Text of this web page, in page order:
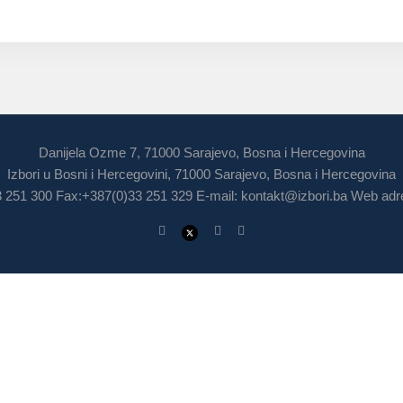
Danijela Ozme 7, 71000 Sarajevo, Bosna i Hercegovina
Izbori u Bosni i Hercegovini, 71000 Sarajevo, Bosna i Hercegovina
251 300 Fax:+387(0)33 251 329 E-mail: kontakt@izbori.baWeb